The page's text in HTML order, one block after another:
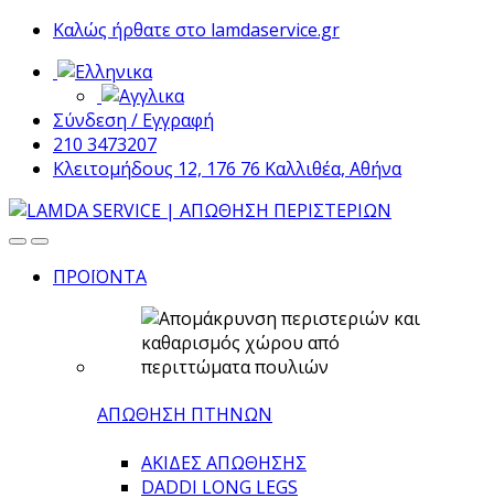
Skip
navigation
Skip
content
Καλώς ήρθατε στο lamdaservice.gr
Σύνδεση / Εγγραφή
210 3473207
Κλειτομήδους 12, 176 76 Καλλιθέα, Αθήνα
ΠΡΟΪΟΝΤΑ
ΑΠΩΘΗΣΗ ΠΤΗΝΩΝ
ΑΚΙΔΕΣ ΑΠΩΘΗΣΗΣ
DADDI LONG LEGS